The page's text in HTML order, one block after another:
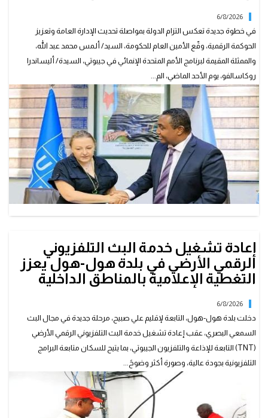
6/8/2026
في خطوة جديدة تعكس التزام الدولة بمواصلة تحديث الإدارة العامة وتعزيز
الحوكمة الرقمية، وقّع الأمين العام للحكومة، السيد/ ألـمس محمد عبد الله،
والممثلة المقيمة لبرنامج الأمم المتحدة الإنمائي في جيبوتي، السيدة/ أليساندرا
روكاسالفو، يوم الأحد الماضي، الم...
إعادة تشغيل خدمة البث التلفزيوني
الرقمي الأرضي في بلدة هول-هول يعزز
التغطية الإعلامية بالمناطق الداخلية
6/8/2026
دخلت بلدة هول-هول، التابعة لإقليم علي صبيح، مرحلة جديدة في مجال البث
السمعي البصري، عقب إعادة تشغيل خدمة البث التلفزيوني الرقمي الأرضي
(TNT) التابعة للإذاعة والتلفزيون الجيبوتي، بما يتيح للسكان متابعة البرامج
التلفزيونية بجودة عالية، وصورة أكثر وضوحً...